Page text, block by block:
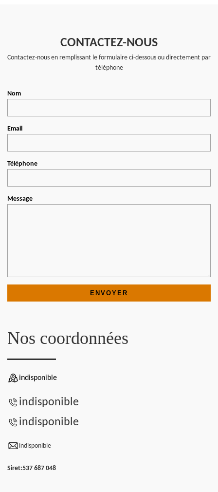
CONTACTEZ-NOUS
Contactez-nous en remplissant le formulaire ci-dessous ou directement par
téléphone
Nom
Email
Téléphone
Message
Nos coordonnées
indisponible
indisponible
indisponible
indisponible
Siret:537 687 048